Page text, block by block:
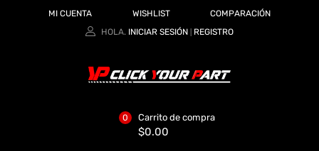
MI CUENTA WISHLIST
COMPARACIÓN
HOLA. INICIAR SESIÓN REGISTRO
Carrito de compra
$0.00
0